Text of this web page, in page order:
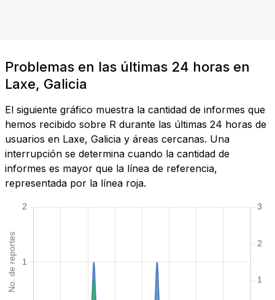
Problemas en las últimas 24 horas en
Laxe, Galicia
El siguiente gráfico muestra la cantidad de informes que
hemos recibido sobre R durante las últimas 24 horas de
usuarios en Laxe, Galicia y áreas cercanas. Una
interrupción se determina cuando la cantidad de
informes es mayor que la línea de referencia,
representada por la línea roja.